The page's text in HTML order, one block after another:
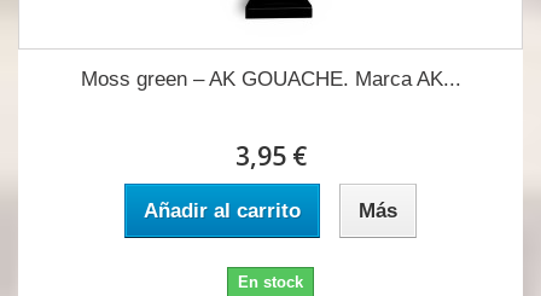
Moss green – AK GOUACHE. Marca AK...
3,95 €
Añadir al carrito Más
En stock